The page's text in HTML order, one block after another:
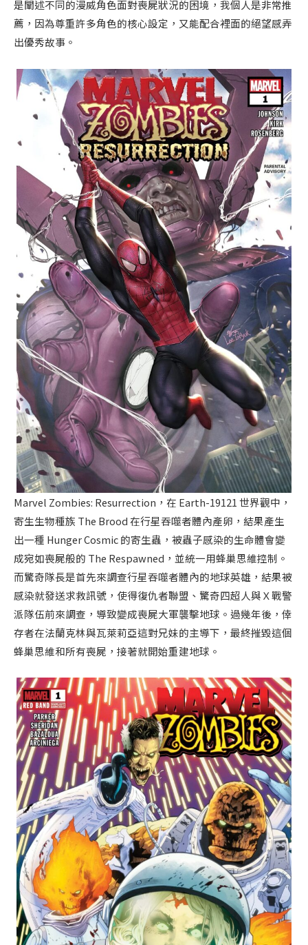
是闡述不同的漫威角色面對喪屍狀況的困境，我個人是非常推
薦，因為尊重許多角色的核心設定，又能配合裡面的絕望感弄
出優秀故事。
Marvel Zombies: Resurrection，在 Earth-19121 世界觀中，
寄生生物種族 The Brood 在行星吞噬者體內產卵，結果產生
出一種 Hunger Cosmic 的寄生蟲，被蟲子感染的生命體會變
成宛如喪屍般的 The Respawned，並統一用蜂巢思維控制。
而驚奇隊長是首先來調查行星吞噬者體內的地球英雄，結果被
感染就發送求救訊號，使得復仇者聯盟、驚奇四超人與Ｘ戰警
派隊伍前來調查，導致變成喪屍大軍襲擊地球。過幾年後，倖
存者在法蘭克林與瓦萊莉亞這對兄妹的主導下，最終摧毀這個
蜂巢思維和所有喪屍，接著就開始重建地球。